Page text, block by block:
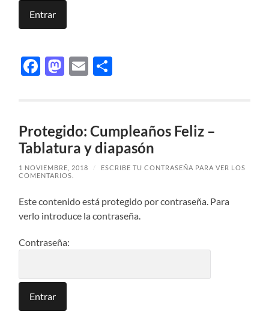
Facebook
Mastodon
Email
Protegido: Cumpleaños Feliz –
Tablatura y diapasón
1 NOVIEMBRE, 2018 /
ESCRIBE TU CONTRASEÑA PARA VER LOS
COMENTARIOS.
Este contenido está protegido por contraseña. Para
verlo introduce la contraseña.
Contraseña: